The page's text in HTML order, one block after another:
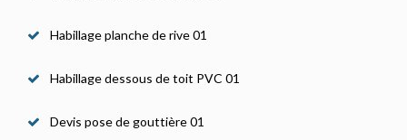
Habillage planche de rive 01
Habillage dessous de toit PVC 01
Devis pose de gouttière 01